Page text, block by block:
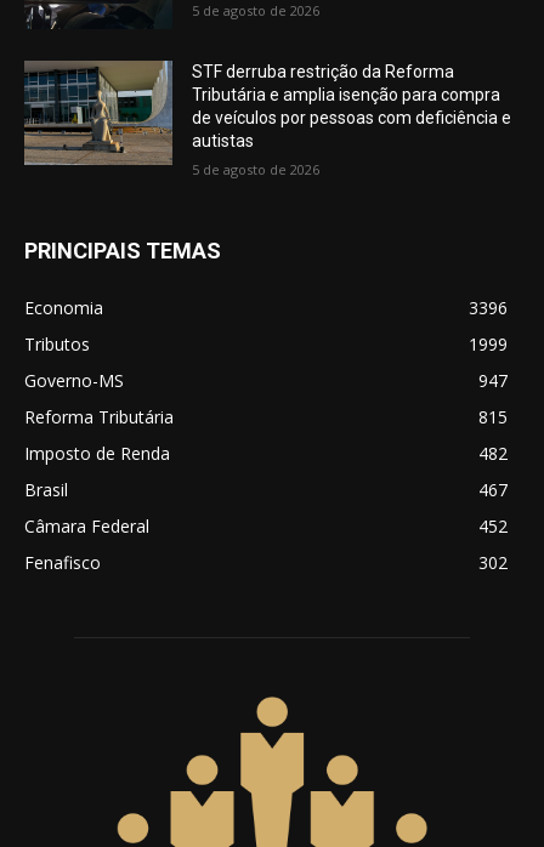
5 de agosto de 2026
STF derruba restrição da Reforma
Tributária e amplia isenção para compra
de veículos por pessoas com deficiência e
autistas
5 de agosto de 2026
PRINCIPAIS TEMAS
Economia
3396
Tributos
1999
Governo-MS
947
Reforma Tributária
815
Imposto de Renda
482
Brasil
467
Câmara Federal
452
Fenafisco
302